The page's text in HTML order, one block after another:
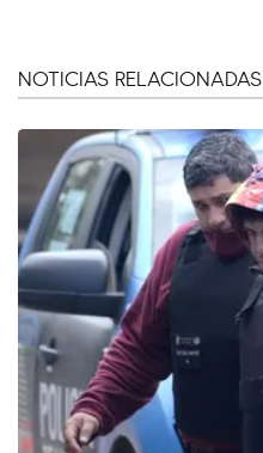
NOTICIAS RELACIONADAS